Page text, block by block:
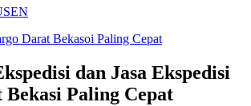
EN
dan Jasa Ekspedisi
Paling Cepat